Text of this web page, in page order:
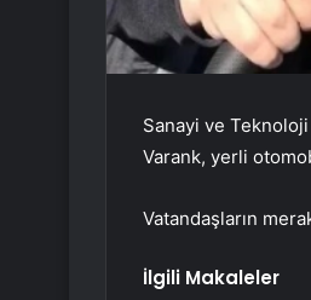
Sanayi ve Teknoloji
Varank, yerli
Vatandaşların
İlgili Makaleler